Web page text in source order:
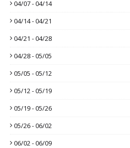
04/07 - 04/14
04/14 - 04/21
04/21 - 04/28
04/28 - 05/05
05/05 - 05/12
05/12 - 05/19
05/19 - 05/26
05/26 - 06/02
06/02 - 06/09